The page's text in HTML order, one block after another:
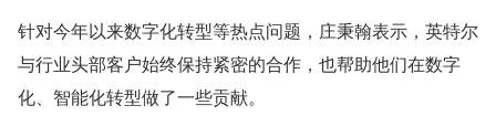
针对今年以来数字化转型等热点问题，庄秉翰表示，英特尔
与行业头部客户始终保持紧密的合作，也帮助他们在数字
化、智能化转型做了一些贡献。